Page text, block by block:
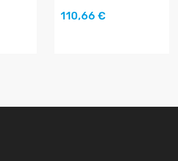
110,66 €AGGIUNGI AL